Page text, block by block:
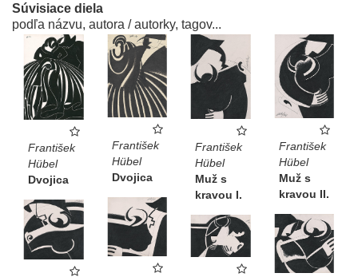
Súvisiace diela
podľa názvu, autora / autorky, tagov...
František
Hübel
Dvojica
František
Hübel
Dvojica
František
Hübel
Muž s
kravou I.
František
Hübel
Muž s
kravou II.